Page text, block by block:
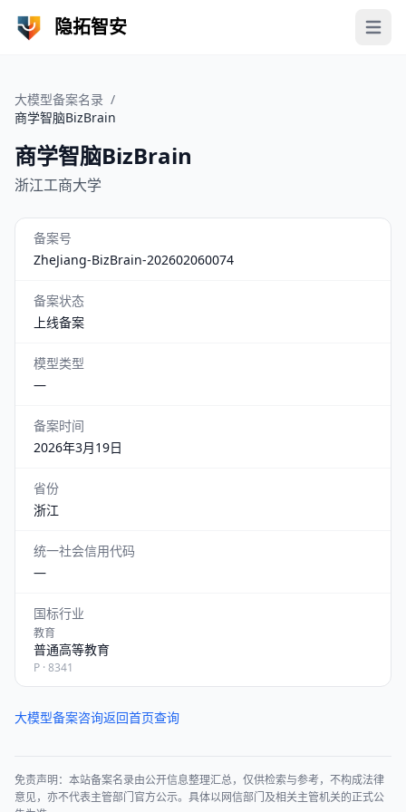
隐拓智安 Open
大模型备案名录 /
商学智脑BizBrain
商学智脑BizBrain
浙江工商大学
备案号
ZheJiang-BizBrain-202602060074
备案状态
上线备案
模型类型
—
备案时间
2026年3月19日
省份
浙江
统一社会信用代码
—
国标行业
教育
普通高等教育
P · 8341
大模型备案咨询返回首页查询
免责声明：本站备案名录由公开信息整理汇总，仅供检索与参考，不构成法律
意见，亦不代表主管部门官方公示。具体以网信部门及相关主管机关的正式公